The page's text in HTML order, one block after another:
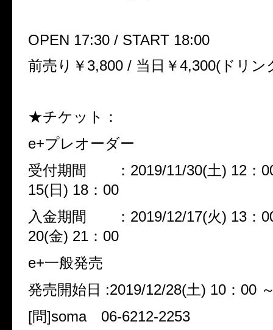
OPEN 17:30 / START 18:00
前売り￥3,800 / 当日￥4,300(ドリン
★チケット：
e+プレオーダー
受付期間 ：2019/11/30(土) 12：
15(日) 18：00
入金期間 ：2019/12/17(火) 13：
20(金) 21：00
e+一般発売
発売開始日 :2019/12/28(土) 10：00
[問]soma 06-6212-2253